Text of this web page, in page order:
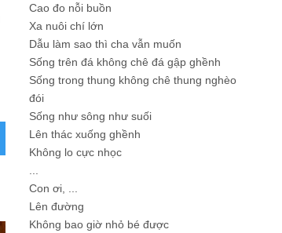
Cao đo nỗi buồn
Xa nuôi chí lớn
Dẫu làm sao thì cha vẫn muốn
Sống trên đá không chê đá gập ghềnh
Sống trong thung không chê thung nghèo
đói
Sống như sông như suối
Lên thác xuống ghềnh
Không lo cực nhọc
Con ơi, ...
Lên đường
Không bao giờ nhỏ bé được